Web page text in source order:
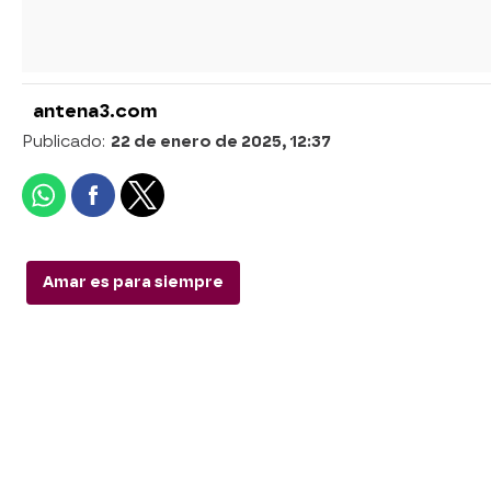
antena3.com
Publicado: 22 de enero de 2025, 12:37
Amar es para siempre